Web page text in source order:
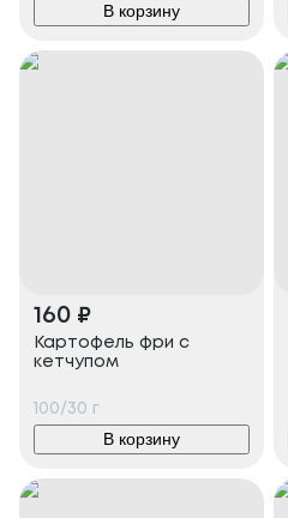
В корзину
160 ₽
Картофель фри с
кетчупом
100/30 г
В корзину